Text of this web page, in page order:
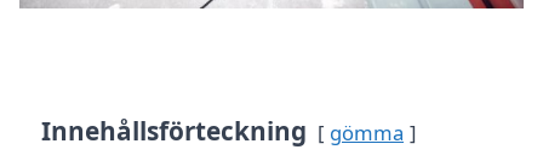
Innehållsförteckning gömma